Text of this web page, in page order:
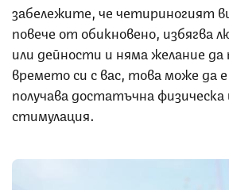
забележите, че четириногият
повече от обикновено, избягва
или дейности и няма желание да
времето си с вас, това може да е
получава достатъчна
стимулация.